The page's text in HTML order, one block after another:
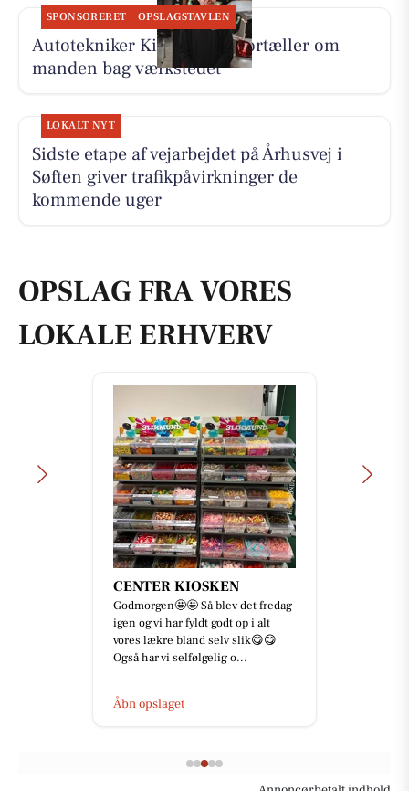
SPONSORERET OPSLAGSTAVLEN
Autotekniker Kim Skytthe fortæller om
manden bag værkstedet
LOKALT NYT
Sidste etape af vejarbejdet på Århusvej i
Søften giver trafikpåvirkninger de
kommende uger
OPSLAG FRA VORES
LOKALE ERHVERV
CENTER KIOSKEN
Godmorgen🤩🤩 Så blev det fredag
igen og vi har fyldt godt op i alt
vores lækre bland selv slik😋😋
Også har vi selfølgelig o...
Åbn opslaget